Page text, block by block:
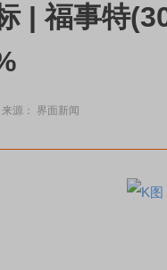
| 福事特
来源： 界面新闻